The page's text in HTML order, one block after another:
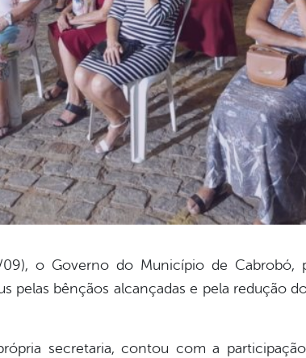
o Governo do Município de Cabrobó,
pelas bênçãos alcançadas e pela redução
secretaria, contou com a